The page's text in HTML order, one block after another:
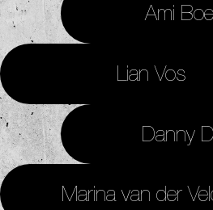
Ami
Lian Vos
Danny
Marina van der